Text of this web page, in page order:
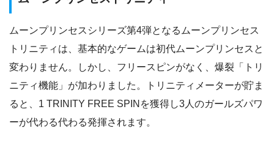
ムーンプリンセスシリーズ第4弾となるムーンプリンセス
トリニティは、基本的なゲームは初代ムーンプリンセスと
変わりません。しかし、フリースピンがなく、爆裂「トリ
ニティ機能」が加わりました。トリニティメーターが貯ま
ると、1 TRINITY FREE SPINを獲得し3人のガールズパワ
ーが代わる代わる発揮されます。